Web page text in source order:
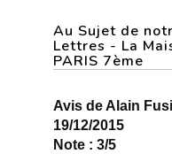
Au Sujet de
Lettres - La
PARIS 7ème
Avis de Alain
19/12/2015
Note : 3/5